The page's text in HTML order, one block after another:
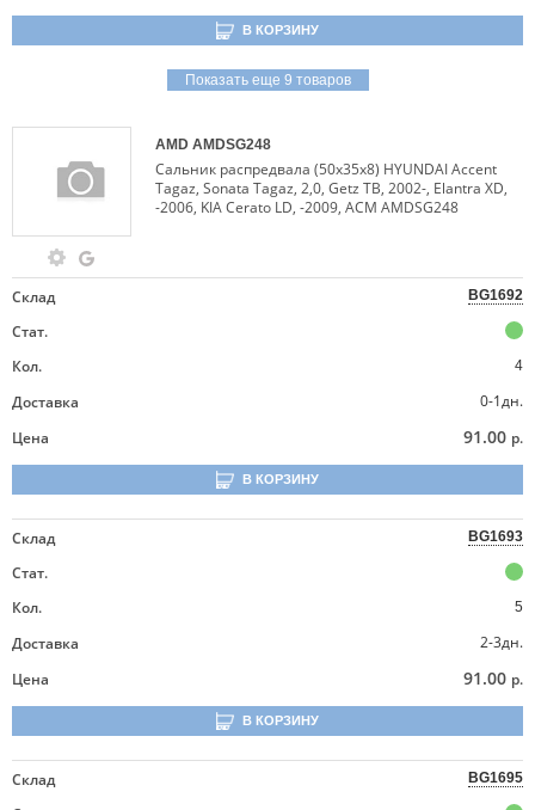
В КОРЗИНУ
Показать еще 9 товаров
AMD AMDSG248
Сальник распредвала (50х35x8) HYUNDAI Accent
Tagaz, Sonata Tagaz, 2,0, Getz TB, 2002-, Elantra XD,
-2006, KIA Cerato LD, -2009, АСМ AMDSG248
Склад BG1692
Стат.
Кол.
4
Доставка
0-1дн.
Цена
91.00 р.
В КОРЗИНУ
Склад BG1693
Стат.
Кол.
5
Доставка
2-3дн.
Цена
91.00 р.
В КОРЗИНУ
Склад BG1695